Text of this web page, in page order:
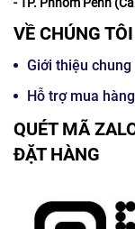
VỀ CHÚNG TÔI
Giới thiệu chung
Hỗ trợ mua hàng
QUÉT MÃ
ĐẶT HÀNG